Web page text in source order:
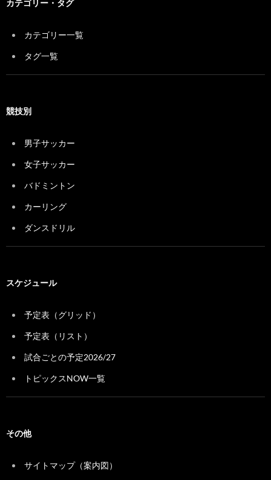
カテゴリー・タグ
カテゴリー一覧
タグ一覧
競技別
男子サッカー
女子サッカー
バドミントン
カーリング
ダンスドリル
スケジュール
予定表（グリッド）
予定表（リスト）
試合ごとの予定2026/27
トピックスNOW一覧
その他
サイトマップ（案内図）